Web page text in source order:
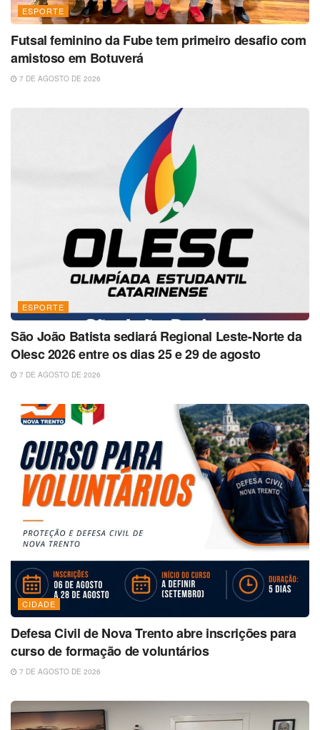
ESPORTE
Futsal feminino da Fube tem primeiro desafio com
amistoso em Botuverá
7 DE AGOSTO DE 2026
ESPORTE
São João Batista sediará Regional Leste-Norte da
Olesc 2026 entre os dias 25 e 29 de agosto
7 DE AGOSTO DE 2026
CIDADE
Defesa Civil de Nova Trento abre inscrições para
curso de formação de voluntários
7 DE AGOSTO DE 2026